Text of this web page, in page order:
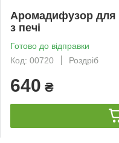
Аромадифузор
з печі
Готово до відправки
Код: 00720
Роздріб
640 ₴